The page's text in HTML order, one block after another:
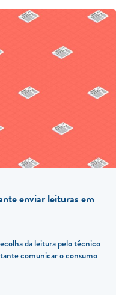
enviar leituras em
da leitura pelo técnico
comunicar o consumo